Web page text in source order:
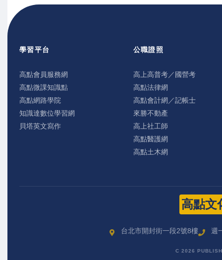
學習平台
高點會員服務網
高點微課知識點
高點網路學院
知識達數位學習網
貝塔英文寫作
公職證照
高上高普考／國營考
高點法律網
高點會計網／記帳士
來勝不動產
高上社工師
高點醫護網
高點土木網
高點文
台北市開封街一段2號8樓 週
C 2026